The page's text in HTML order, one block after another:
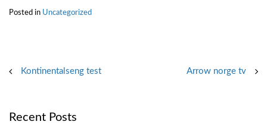
Posted in Uncategorized
PostKontinentalseng test Arrow norge tv
Recent Posts